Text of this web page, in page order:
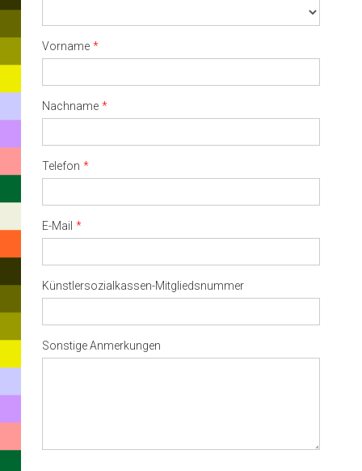
Vorname
Nachname
Telefon
E-Mail
Künstlersozialkassen-Mitgliedsnummer
Sonstige Anmerkungen